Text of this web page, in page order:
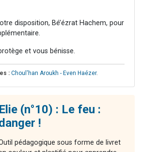
disposition, Bé’ézrat Hachem, pour
et vous bénisse.
: Choul'han Aroukh - Even Haézer.
Elie (n°10) : Le feu :
!
pédagogique sous forme de livret